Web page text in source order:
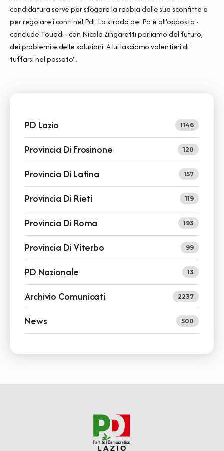
candidatura serve per sfogare la rabbia delle sue sconfitte e
per regolare i conti nel Pdl. La strada del Pd è all'opposto -
conclude Touadi - con Nicola Zingaretti parliamo del futuro,
dei problemi e delle soluzioni. A lui lasciamo volentieri di
tuffarsi nel passato".
PD Lazio 1146
Provincia Di Frosinone 120
Provincia Di Latina 157
Provincia Di Rieti 119
Provincia Di Roma 193
Provincia Di Viterbo 99
PD Nazionale 13
Archivio Comunicati 2237
News 500